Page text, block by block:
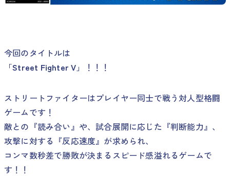
今回のタイトルは
「Street Fighter V 」！！！
ストリートファイターはプレイヤー同士で戦う対人型格闘
ゲームです！
敵との『読み合い』や、試合展開に応じた『判断能力』、
攻撃に対する『反応速度』が求められ、
コンマ数秒差で勝敗が決まるスピード感溢れるゲームで
す！！